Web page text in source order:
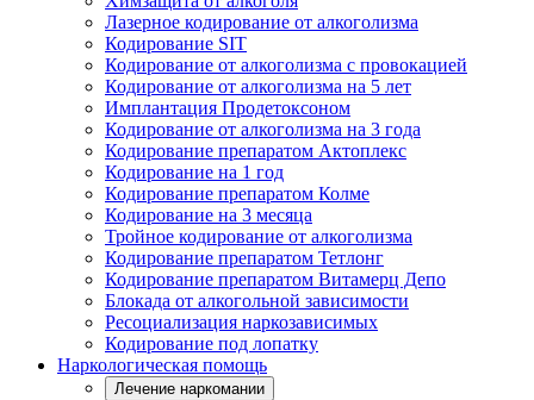
Лазерное кодирование от алкоголизма
Кодирование SIT
Кодирование от алкоголизма с провокацией
Кодирование от алкоголизма на 5 лет
Имплантация Продетоксоном
Кодирование от алкоголизма на 3 года
Кодирование препаратом Актоплекс
Кодирование на 1 год
Кодирование препаратом Колме
Кодирование на 3 месяца
Тройное кодирование от алкоголизма
Кодирование препаратом Тетлонг
Кодирование препаратом Витамерц Депо
Блокада от алкогольной зависимости
Ресоциализация наркозависимых
Кодирование под лопатку
Наркологическая помощь
Лечение наркомании